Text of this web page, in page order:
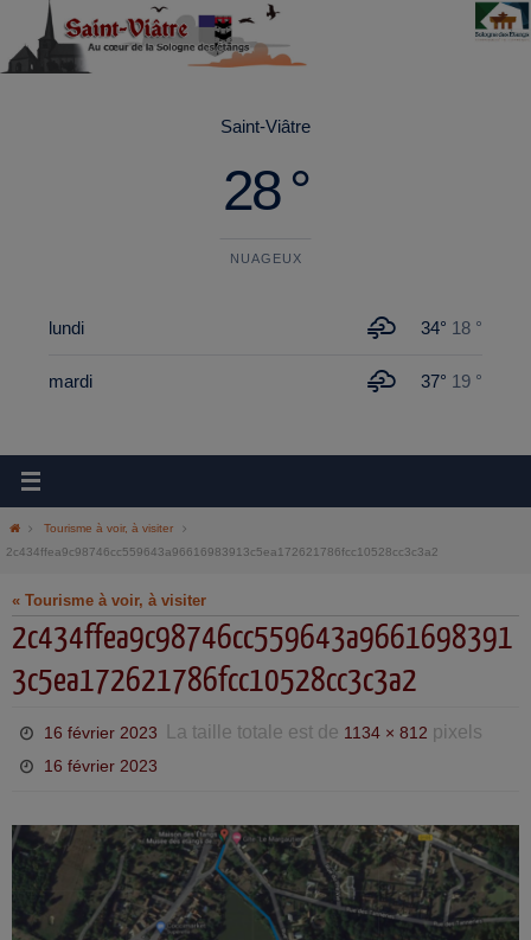
principal
Saint-Viâtre
28 °
NUAGEUX
lundi 34° 18 °
mardi 37° 19 °
Tourisme à voir, à visiter
2c434ffea9c98746cc559643a96616983913c5ea172621786fcc10528cc3c3a2
« Tourisme à voir, à visiter
2c434ffea9c98746cc559643a9661698391
3c5ea172621786fcc10528cc3c3a2
16 février 2023 La taille totale est de 1134 × 812 pixels
16 février 2023